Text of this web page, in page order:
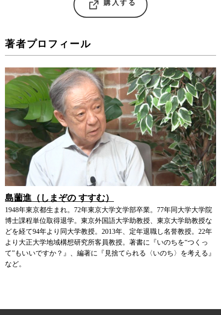
購入する
著者プロフィール
島薗進（しまぞの すすむ）
1948年東京都生まれ。72年東京大学文学部卒業。77年同大学大学院
博士課程単位取得退学。東京外国語大学助教授、東京大学助教授な
どを経て94年より同大学教授。2013年、定年退職し名誉教授。22年
より大正大学地域構想研究所客員教授。著書に『いのちを“つくっ
て”もいいですか？』、編著に『見捨てられる〈いのち〉を考える』
など。